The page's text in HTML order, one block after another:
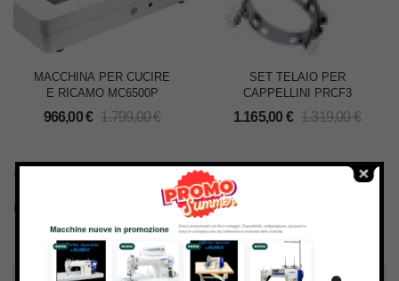
MACCHINA PER CUCIRE
E RICAMO MC6500P
966,00€ 1.799,00€
SET TELAIO PER
CAPPELLINI PRCF3
1.165,00 € 1.319,00€
Cerchi altre informazioni su
questo prodotto? Scrivici